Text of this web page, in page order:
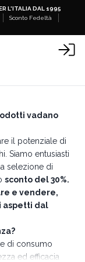
L'ITALIA DAL 1995
Sconto Fedeltà
vadano
il potenziale di
Siamo entusiasti
selezione di
sconto del 30%.
e vendere,
aspetti dal
di consumo
ed efficacia